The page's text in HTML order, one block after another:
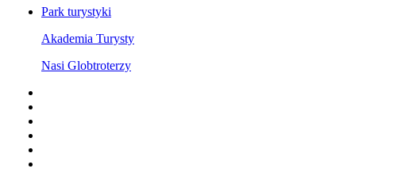
Park turystyki
Akademia Turysty
Nasi Globtroterzy